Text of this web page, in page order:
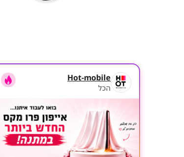
Hot-mobile
הכל